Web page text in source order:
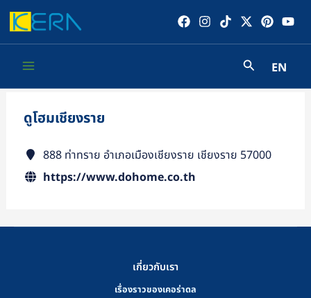
Skip
to
Menu
EN
ดูโฮมเชียงราย
888 ท่าทราย อำเภอเมืองเชียงราย เชียงราย 57000
https://www.dohome.co.th
เกี่ยวกับเรา
เรื่องราวของเคอร่าดล